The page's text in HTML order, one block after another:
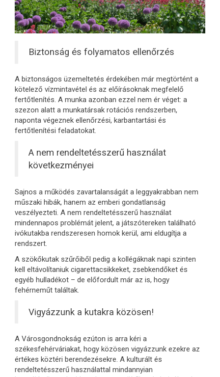
Biztonság és folyamatos ellenőrzés
A biztonságos üzemeltetés érdekében már megtörtént a
kötelező vízmintavétel és az előírásoknak megfelelő
fertőtlenítés. A munka azonban ezzel nem ér véget: a
szezon alatt a munkatársak rotációs rendszerben,
naponta végeznek ellenőrzési, karbantartási és
fertőtlenítési feladatokat.
A nem rendeltetésszerű használat
következményei
Sajnos a működés zavartalanságát a leggyakrabban nem
műszaki hibák, hanem az emberi gondatlanság
veszélyezteti. A nem rendeltetésszerű használat
mindennapos problémát jelent, a játszótereken található
ivókutakba rendszeresen homok kerül, ami eldugítja a
rendszert.
A szökőkutak szűrőiből pedig a kollégáknak napi szinten
kell eltávolítaniuk cigarettacsikkeket, zsebkendőket és
egyéb hulladékot – de előfordult már az is, hogy
fehérneműt találtak.
Vigyázzunk a kutakra közösen!
A Városgondnokság ezúton is arra kéri a
székesfehérváriakat, hogy közösen vigyázzunk ezekre az
értékes köztéri berendezésekre. A kulturált és
rendeltetésszerű használattal mindannyian